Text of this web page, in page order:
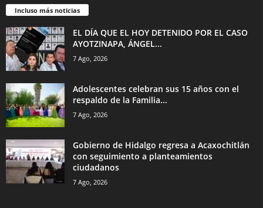
Incluso más noticias
EL DÍA QUE EL HOY DETENIDO POR EL CASO
AYOTZINAPA, ÁNGEL...
7 Ago, 2026
Adolescentes celebran sus 15 años con el
respaldo de la Familia...
7 Ago, 2026
Gobierno de Hidalgo regresa a Acaxochitlán
con seguimiento a planteamientos
ciudadanos
7 Ago, 2026